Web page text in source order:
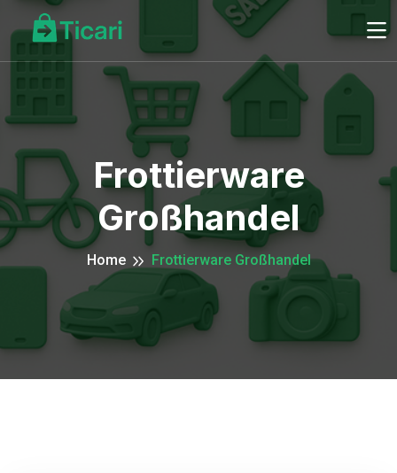
Frottierware
Großhandel
Home Frottierware Großhandel